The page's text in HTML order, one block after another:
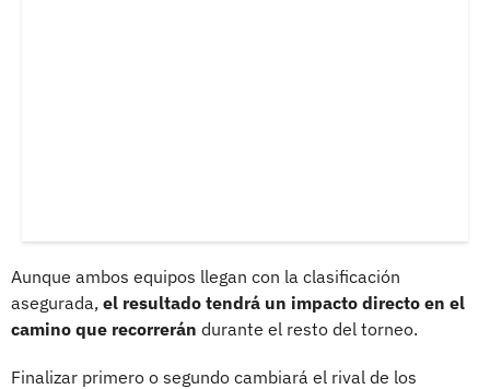
Aunque ambos equipos llegan con la clasificación
asegurada, el resultado tendrá un impacto directo en el
camino que recorrerán durante el resto del torneo.
Finalizar primero o segundo cambiará el rival de los